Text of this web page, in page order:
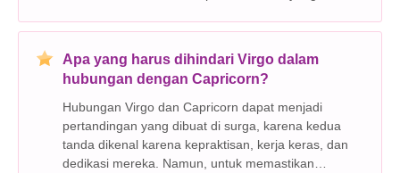
mungkin tidak suka: * tidak bertanggung jawab dan
Apa yang harus dihindari Virgo dalam
hubungan dengan Capricorn?
Hubungan Virgo dan Capricorn dapat menjadi
pertandingan yang dibuat di surga, karena kedua
tanda dikenal karena kepraktisan, kerja keras, dan
dedikasi mereka. Namun, untuk memastikan